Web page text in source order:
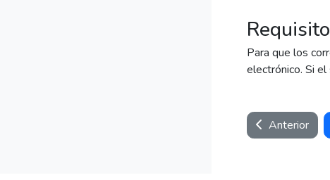
Para que los
electrónico. Si
Anterior